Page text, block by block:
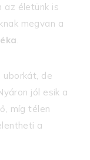
az életünk is
megvan a
uborkát, de
jól esik a
míg télen
a